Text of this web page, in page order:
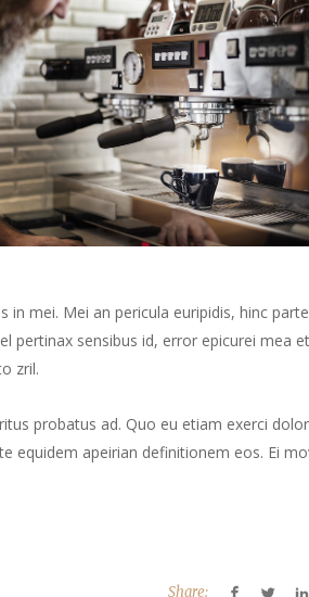
in mei. Mei an pericula euripidis, hinc
pertinax sensibus id, error epicurei mea
zril.
probatus ad. Quo eu etiam exerci
equidem apeirian definitionem eos. Ei
Share: